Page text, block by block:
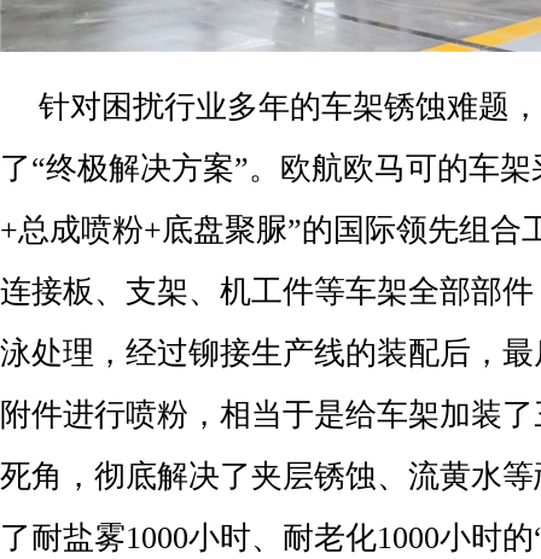
针对困扰行业多年的车架锈蚀难题
了“终极解决方案”。欧航欧马可的车
+总成喷粉+底盘聚脲”的国际领先组合
连接板、支架、机工件等车架全部部
泳处理，经过铆接生产线的装配后，
附件进行喷粉，相当于是给车架加装了
死角，彻底解决了夹层锈蚀、流黄水
了耐盐雾1000小时、耐老化1000小时